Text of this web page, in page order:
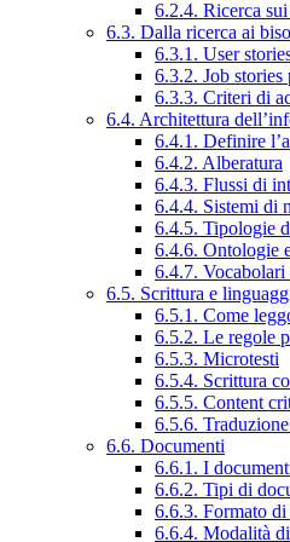
6.2.4. Ricerca
6.3. Dalla ricerca ai
6.3.1. User
6.3.2. Job
6.3.3. Criteri di
6.4. Architettura
6.4.1. Definire
6.4.2. Alberatura
6.4.3. Flussi di
6.4.4. Sistemi di
6.4.5. Tipologie
6.4.6. Ontologie
6.4.7. Vocabolari
6.5. Scrittura e
6.5.1. Come
6.5.2. Le regole
6.5.3. Microtesti
6.5.4. Scrittura
6.5.5. Content
6.5.6.
6.6. Documenti
6.6.1. I
6.6.2. Tipi di
6.6.3. Formato
6.6.4. Modalità